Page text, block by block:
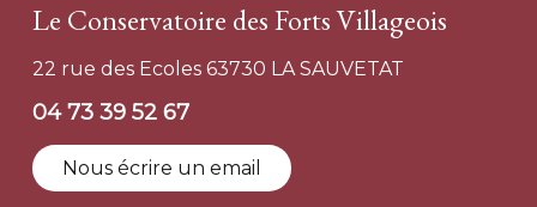
Le Conservatoire des Forts Villageois
22 rue des Ecoles 63730 LA SAUVETAT
04 73 39 52 67
Nous écrire un email